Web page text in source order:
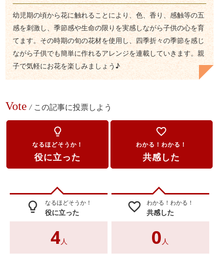
幼児期の頃から花に触れることにより、色、香り、感触等の五
感を刺激し、季節感や生命の限りを実感しながら子供の心を育
てます。その時期の旬の花材を使用し、四季折々の季節を感じ
ながら子供でも簡単に作れるアレンジを連載していきます。親
子で気軽にお花を楽しみましょう♪
Vote / この記事に投票しよう
lightbulb_outline
なるほどそうか！
役に立った
favorite_border
わかる！わかる！
共感した
lightbulb_outline なるほどそうか！
役に立った
4人
favorite_border わかる！わかる！
共感した
0 人